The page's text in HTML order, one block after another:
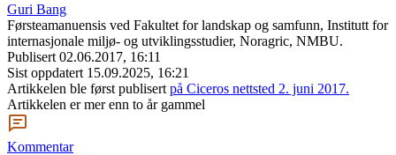
Guri Bang
Førsteamanuensis ved Fakultet for landskap og samfunn, Institutt for
internasjonale miljø- og utviklingsstudier, Noragric, NMBU.
Publisert 02.06.2017, 16:11
Sist oppdatert 15.09.2025, 16:21
Artikkelen ble først publisert på Ciceros nettsted 2. juni 2017.
Artikkelen er mer enn to år gammel
Kommentar